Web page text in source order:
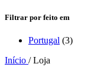
Filtrar por feito em
Portugal (3)
Início / Loja